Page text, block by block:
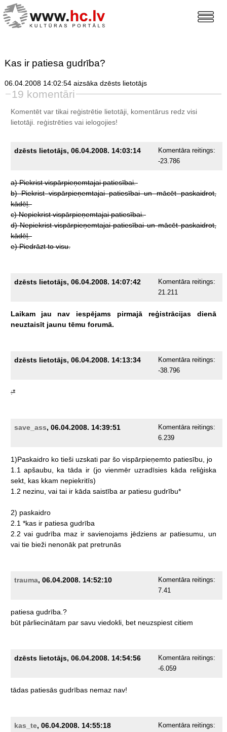
Kas ir patiesa gudrība?
06.04.2008 14:02:54 aizsāka dzēsts lietotājs
19 komentāri
Komentēt var tikai reģistrētie lietotāji, komentārus redz visi
lietotāji. reģistrētiesvai ielogojies!
dzēsts lietotājs, 06.04.2008. 14:03:14
Komentāra reitings:
-23.786
a) Piekrist vispārpieņemtajai patiesībai.
b) Piekrist vispārpieņemtajai patiesībai un mācēt paskaidrot,
kādēļ.
c) Nepiekrist vispārpieņemtajai patiesībai.
d) Nepiekrist vispārpieņemtajai patiesībai un mācēt paskaidrot,
kādēļ.
e) Piedrāzt to visu.
dzēsts lietotājs, 06.04.2008. 14:07:42
Komentāra reitings:
21.211
Laikam jau nav iespējams pirmajā reģistrācijas
dienā
neuztaisīt jaunu tēmu forumā.
dzēsts lietotājs, 06.04.2008. 14:13:34
Komentāra reitings:
-38.796
:*
save_ass, 06.04.2008. 14:39:51
Komentāra reitings:
6.239
1)Paskaidro ko tieši uzskati par šo vispārpieņemto patiesību,
jo
1.1 apšaubu, ka tāda ir (jo vienmēr uzradīsies kāda reliģiska
sekt, kas kkam nepiekritīs)
1.2 nezinu, vai tai ir kāda saistība ar patiesu gudrību*
2) paskaidro
2.1 *kas ir patiesa gudrība
2.2 vai gudrība maz ir savienojams jēdziens ar patiesumu,
un
vai tie bieži nenonāk pat pretrunās
trauma, 06.04.2008. 14:52:10
Komentāra reitings:
7.41
patiesa gudrība.?
būt pārliecinātam par savu viedokli, bet neuzspiest citiem
dzēsts lietotājs, 06.04.2008. 14:54:56
Komentāra reitings:
-6.059
tādas patiesās gudrības nemaz nav!
kas_te, 06.04.2008. 14:55:18
Komentāra reitings: